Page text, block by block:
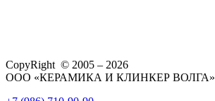
CopyRight © 2005 – 2026
ООО «КЕРАМИКА И КЛИНКЕР ВОЛГА»